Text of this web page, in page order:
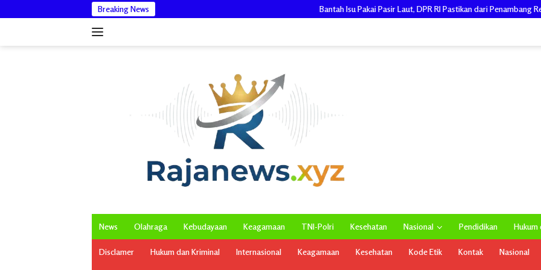
ke
Breaking News Bantah Isu Pakai Pasir Laut, DPR RI Pastikan dari Penambang Resmi, Proyek
News Olahraga Kebudayaan Keagamaan TNI-Polri Kesehatan Nasional Pendidikan Hukum
Disclamer Hukum dan Kriminal Internasional Keagamaan Kesehatan Kode Etik Kontak Nasional